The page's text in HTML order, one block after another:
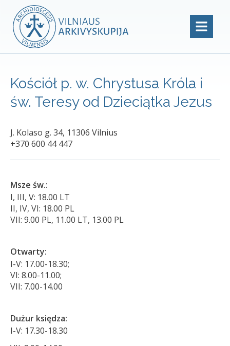
Kościół p. w. Chrystusa Króla i
św. Teresy od Dzieciątka Jezus
J. Kolaso g. 34, 11306 Vilnius
+370 600 44 447
Msze św.:
I, III, V: 18.00 LT
II, IV, VI: 18.00 PL
VII: 9.00 PL, 11.00 LT, 13.00 PL
Otwarty:
I-V: 17.00-18.30;
VI: 8.00-11.00;
VII: 7.00-14.00
Dużur księdza:
I-V: 17.30-18.30